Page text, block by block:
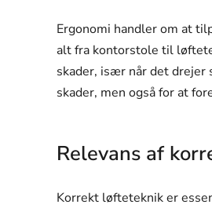
Ergonomi handler om at
alt fra kontorstole til
skader, især når det drejer
skader, men også for at
Relevans af
Korrekt løfteteknik er